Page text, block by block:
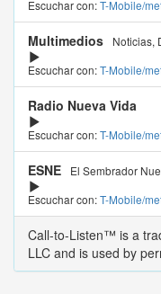
Escuchar con:T-Mobile/
Multimedios
Noticias,
Escuchar con:T-Mobile/
Radio Nueva Vida
Escuchar con:T-Mobile/
ESNE
El Sembrador
Escuchar con:T-Mobile/
Call-to-Listen™ is a
LLC and is used by